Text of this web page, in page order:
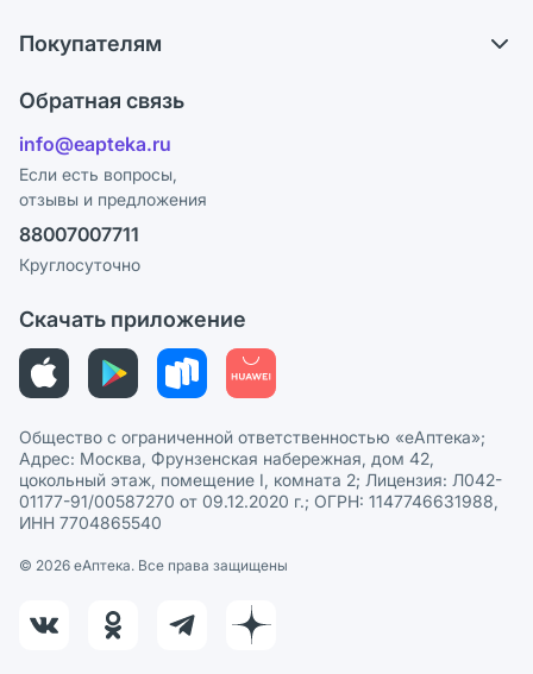
Ответы на вопросы
Блог
Карьера
Поставщики
Лицензия
Реклама на сайте
Ваши товары на ЕАПТЕКЕ
Покупателям
Программа СберСпасибо
Политика конфиденциальности
Пользовательское соглашение
Политика рекомендаций
Этика и соответствие
Политика в отношении обработки персональных данных
Обратная связь
info@eapteka.ru
Если есть вопросы,
отзывы и предложения
88007007711
Круглосуточно
Скачать приложение
Общество с ограниченной ответственностью «еАптека»;
Адрес: Москва, Фрунзенская набережная, дом 42,
цокольный этаж, помещение I, комната 2; Лицензия: Л042-
01177-91/00587270 от 09.12.2020 г.; ОГРН: 1147746631988,
ИНН 7704865540
© 2026 eАптека. Все права защищены